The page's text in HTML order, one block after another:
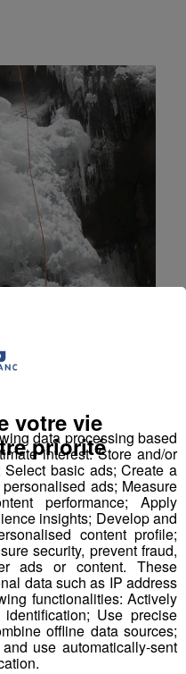
et Haute-
des amis et du
qu’offre une sortie
Savoie. En arpentant
vous verrez la
angle. Le canyoning,
Le canyoning
se caractérise ...
Découverte
data processing based
interest: Store and/or
basic ads; Create a
ads; Measure
performance; Apply
insights; Develop and
content profile;
security, prevent fraud,
ads or content. These
data such as IP address
functionalities: Actively
Use precise
offline data sources;
use automatically-sent
votre vie
priorité